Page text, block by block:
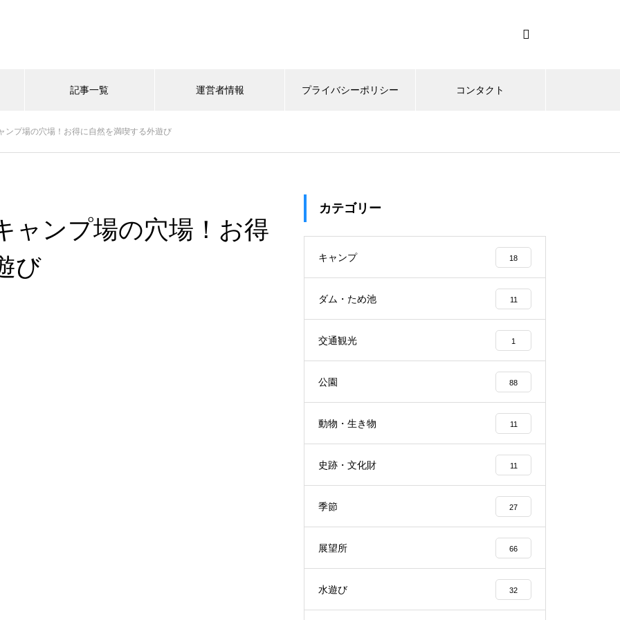
記事一覧 運営者情報 プライバシーポリシー コンタクト
ンプ場の穴場！お得に自然を満喫する外遊び
ャンプ場の穴場！お得
び
カテゴリー
キャンプ 18
ダム・ため池 11
交通観光 1
公園 88
動物・生き物 11
史跡・文化財 11
季節 27
展望所 66
水遊び 32